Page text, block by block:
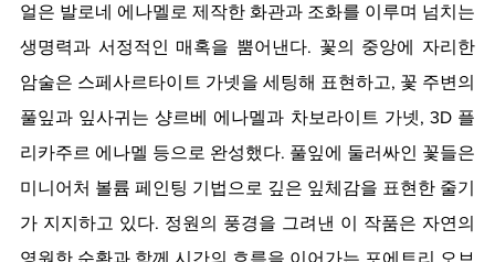
얼은 발로네 에나멜로 제작한 화관과 조화를 이루며 넘치는
생명력과 서정적인 매혹을 뿜어낸다. 꽃의 중앙에 자리한
암술은 스페사르타이트 가넷을 세팅해 표현하고, 꽃 주변의
풀잎과 잎사귀는 샹르베 에나멜과 차보라이트 가넷, 3D 플
리카주르 에나멜 등으로 완성했다. 풀잎에 둘러싸인 꽃들은
미니어처 볼륨 페인팅 기법으로 깊은 잎체감을 표현한 줄기
가 지지하고 있다. 정원의 풍경을 그려낸 이 작품은 자연의
영원한 순환과 함께 시간의 흐름을 이어가는 포에트리 오브